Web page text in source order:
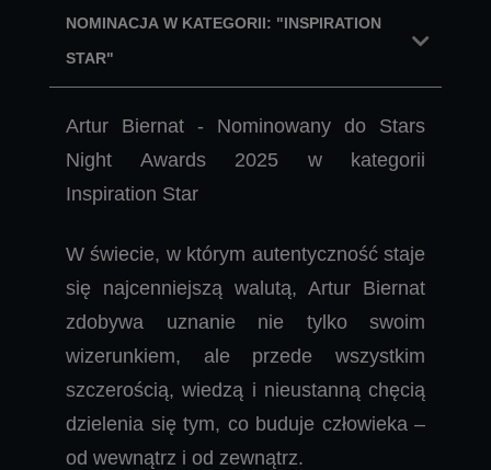
NOMINACJA W KATEGORII: "INSPIRATION
STAR"
Artur Biernat - Nominowany do Stars
Night Awards 2025 w kategorii
Inspiration Star
W świecie, w którym autentyczność staje
się najcenniejszą walutą, Artur Biernat
zdobywa uznanie nie tylko swoim
wizerunkiem, ale przede wszystkim
szczerością, wiedzą i nieustanną chęcią
dzielenia się tym, co buduje człowieka –
od wewnątrz i od zewnątrz.